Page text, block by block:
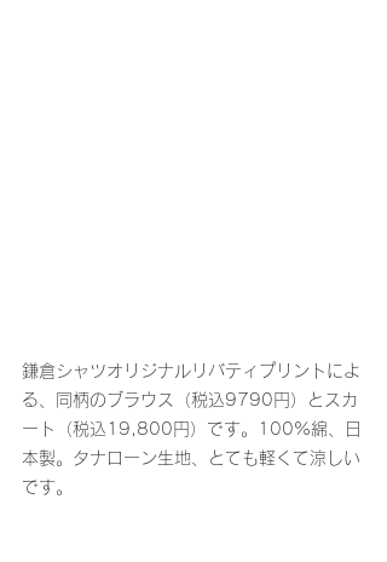
鎌倉シャツオリジナルリバティプリントによ
る、同柄のブラウス（税込9790円）とスカ
ート（税込19,800円）です。100%綿、日
本製。タナローン生地、とても軽くて涼しい
です。